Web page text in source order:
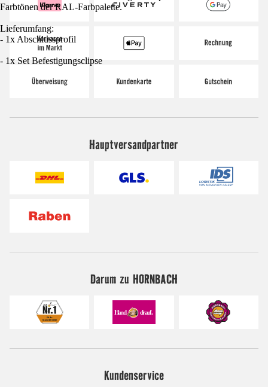
Farbtönen der RAL-Farbpalette.
Lieferumfang:
- 1x Abschlussprofil
- 1x Set Befestigungsclipse
Hauptversandpartner
Darum zu HORNBACH
Kundenservice